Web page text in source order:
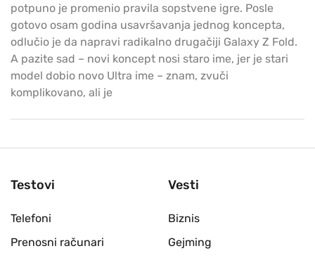
potpuno je promenio pravila sopstvene igre. Posle
gotovo osam godina usavršavanja jednog koncepta,
odlučio je da napravi radikalno drugačiji Galaxy Z Fold.
A pazite sad – novi koncept nosi staro ime, jer je stari
model dobio novo Ultra ime – znam, zvuči
komplikovano, ali je
Testovi
Telefoni
Prenosni računari
Vesti
Biznis
Gejming